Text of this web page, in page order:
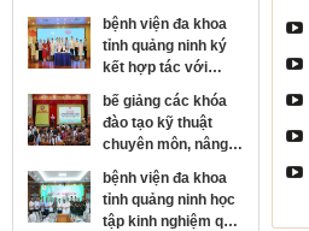
thưởng kim cương
của hội đột quỵ thế
giới
bệnh viện đa khoa
tỉnh quảng ninh ký
kết hợp tác với
bệnh viện mắt trung
ương, phát triển
chuyên sâu chuyên
ngành nhãn khoa
bế giảng các khóa
đào tạo kỹ thuật
chuyên môn, nâng
cao năng lực y tế cơ
sở
bệnh viện đa khoa
tỉnh quảng ninh học
tập kinh nghiệm quy